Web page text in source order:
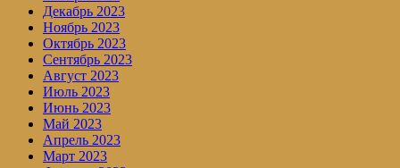
Декабрь 2023
Ноябрь 2023
Октябрь 2023
Сентябрь 2023
Август 2023
Июль 2023
Июнь 2023
Май 2023
Апрель 2023
Март 2023